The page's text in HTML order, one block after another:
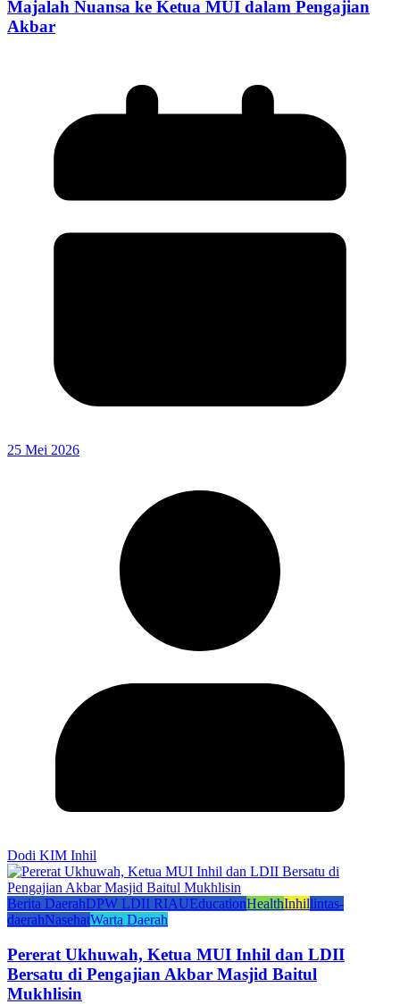
Majalah Nuansa ke Ketua MUI dalam Pengajian
Akbar
25 Mei 2026
Dodi KIM Inhil
Berita DaerahDPW LDII RIAUEducationHealthInhillintas-
daerahNasehatWarta Daerah
Pererat Ukhuwah, Ketua MUI Inhil dan LDII
Bersatu di Pengajian Akbar Masjid Baitul
Mukhlisin